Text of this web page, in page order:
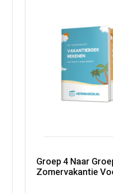
Groep 4 Naar
Zomervakantie